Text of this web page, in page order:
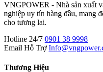
VNGPOWER - Nhà sản xuất
nghiệp uy tín hàng đầu, mang
cho tương lai.
Hotline 24/7 0901 38 9998
Email Hỗ Trợ
Thương Hiệu